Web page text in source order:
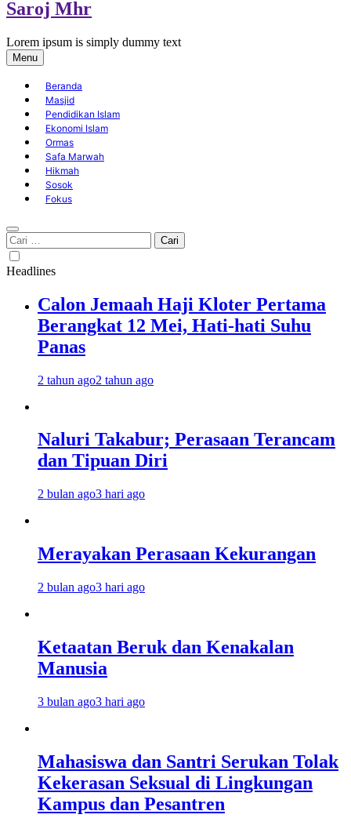
Saroj Mhr
Lorem ipsum is simply dummy text
Menu
Beranda
Masjid
Pendidikan Islam
Ekonomi Islam
Ormas
Safa Marwah
Hikmah
Sosok
Fokus
Cari
untuk:
Headlines
Calon Jemaah Haji Kloter Pertama
Berangkat 12 Mei, Hati-hati Suhu
Panas
2 tahun ago2 tahun ago
Naluri Takabur; Perasaan Terancam
dan Tipuan Diri
2 bulan ago3 hari ago
Merayakan Perasaan Kekurangan
2 bulan ago3 hari ago
Ketaatan Beruk dan Kenakalan
Manusia
3 bulan ago3 hari ago
Mahasiswa dan Santri Serukan Tolak
Kekerasan Seksual di Lingkungan
Kampus dan Pesantren